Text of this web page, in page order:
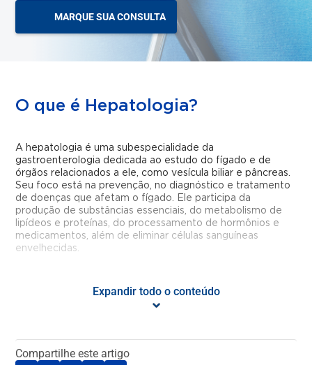
MARQUE SUA CONSULTA
O que é Hepatologia?
A hepatologia é uma subespecialidade da
gastroenterologia dedicada ao estudo do fígado e de
órgãos relacionados a ele, como vesícula biliar e pâncreas.
Seu foco está na prevenção, no diagnóstico e tratamento
de doenças que afetam o fígado. Ele participa da
produção de substâncias essenciais, do metabolismo de
lipídeos e proteínas, do processamento de hormônios e
medicamentos, além de eliminar células sanguíneas
envelhecidas.
Quais problemas o
hepatologista pode tratar?
A hepatologia abrange o diagnóstico e tratamento de
diversas doenças e condições que afetam o fígado e os
Expandir todo o conteúdo
Compartilhe este artigo